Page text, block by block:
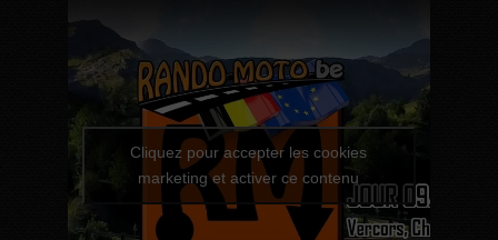
Cliquez pour accepter les cookies
marketing et activer ce contenu